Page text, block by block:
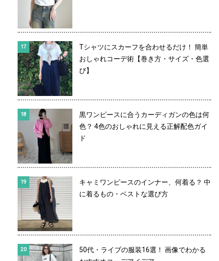
Tシャツにスカーフを合わせるだけ！ 簡単
おしゃれコーデ術【巻き方・サイズ・色選
び】
黒ワンピースに合うカーディガンの色は何
色？ 4色のおしゃれに見える正解配色ガイ
ド
キャミワンピースのインナー、何着る？ 中
に着るもの・ベストな選び方
50代・ライブの服装16選！ 画像でわかる